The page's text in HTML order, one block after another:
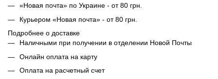
«Новая почта» по Украине - от 80 грн.
Курьером «Новая почта» - от 80 грн.
Подробнее о доставке
Наличными при получении в отделении Новой Почты
Онлайн оплата на карту
Оплата на расчетный счет